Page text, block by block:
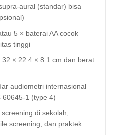
aural (standar) bisa
5 × baterai AA cocok
tinggi
× 22.4 × 8.1 cm dan berat
audiometri internasional
60645-1 (type 4)
di sekolah,
screening, dan praktek